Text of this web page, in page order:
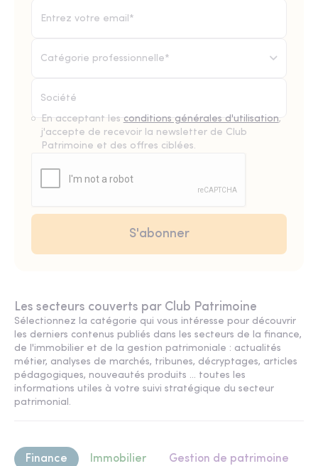
Catégorie professionnelle*
En acceptant les conditions générales d'utilisation,
j'accepte de recevoir la newsletter de Club
Patrimoine et des offres ciblées.
Les secteurs couverts par Club Patrimoine
Sélectionnez la catégorie qui vous intéresse pour découvrir
les derniers contenus publiés dans les secteurs de la finance,
de l'immobilier et de la gestion patrimoniale : actualités
métier, analyses de marchés, tribunes, décryptages, articles
pédagogiques, nouveautés produits ... toutes les
informations utiles à votre suivi stratégique du secteur
patrimonial.
Finance Immobilier Gestion de patrimoine